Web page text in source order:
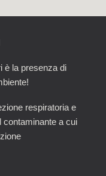
è la presenza di
respiratoria e
contaminante a cui